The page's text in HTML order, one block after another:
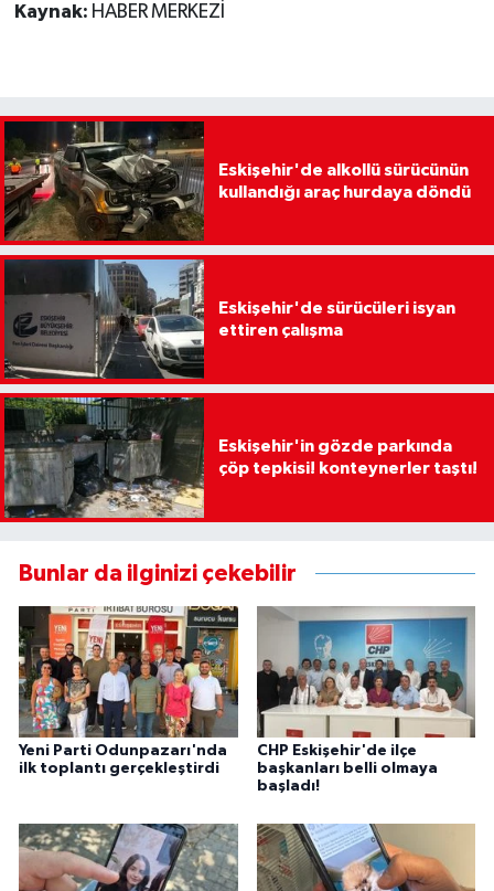
Kaynak: HABER MERKEZİ
Eskişehir'de alkollü sürücünün
kullandığı araç hurdaya döndü
Eskişehir'de sürücüleri isyan
ettiren çalışma
Eskişehir'in gözde parkında
çöp tepkisi! konteynerler taştı!
Bunlar da ilginizi çekebilir
Yeni Parti Odunpazarı'nda
ilk toplantı gerçekleştirdi
CHP Eskişehir'de ilçe
başkanları belli olmaya
başladı!